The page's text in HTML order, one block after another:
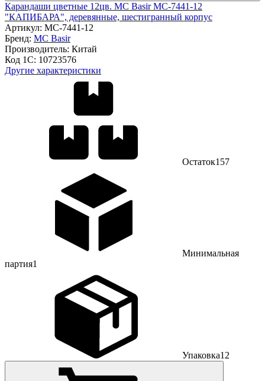
Карандаши цветные 12цв. MC Basir МС-7441-12
"КАПИБАРА", деревянные, шестигранный корпус
Артикул: МС-7441-12
Бренд: MC Basir
Производитель: Китай
Код 1С: 10723576
Другие характеристики
Остаток157
Минимальная
партия1
Упаковка12